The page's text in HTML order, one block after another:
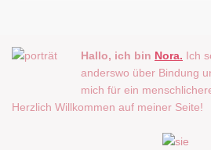
Hallo, ich bin Nora. Ich
anderswo über Bindung
mich für ein
Herzlich Willkommen auf meiner Seite!